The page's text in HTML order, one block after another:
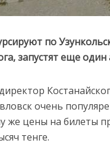
по
запустят еще один
очень
же цены на билеты
тенге.